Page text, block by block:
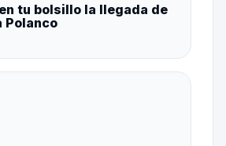
tu bolsillo la llegada de
Polanco